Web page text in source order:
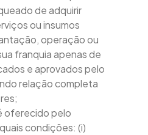
de adquirir
ou insumos
operação ou
franquia apenas de
e aprovados pelo
relação completa
oferecido pelo
condições: (i)